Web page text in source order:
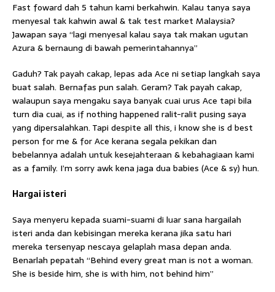
Fast foward dah 5 tahun kami berkahwin. Kalau tanya saya
menyesal tak kahwin awal & tak test market Malaysia?
Jawapan saya “lagi menyesal kalau saya tak makan ugutan
Azura & bernaung di bawah pemerintahannya”
Gaduh? Tak payah cakap, lepas ada Ace ni setiap langkah saya
buat salah. Bernafas pun salah. Geram? Tak payah cakap,
walaupun saya mengaku saya banyak cuai urus Ace tapi bila
turn dia cuai, as if nothing happened ralit-ralit pusing saya
yang dipersalahkan. Tapi despite all this, i know she is d best
person for me & for Ace kerana segala pekikan dan
bebelannya adalah untuk kesejahteraan & kebahagiaan kami
as a family. I’m sorry awk kena jaga dua babies (Ace & sy) hun.
Hargai isteri
Saya menyeru kepada suami-suami di luar sana hargailah
isteri anda dan kebisingan mereka kerana jika satu hari
mereka tersenyap nescaya gelaplah masa depan anda.
Benarlah pepatah “Behind every great man is not a woman.
She is beside him, she is with him, not behind him”